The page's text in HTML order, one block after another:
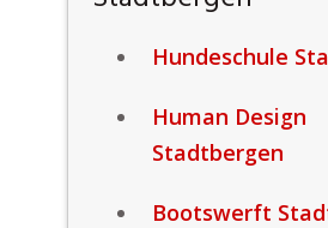
Hundeschule
Human Design
Stadtbergen
Bootswerft